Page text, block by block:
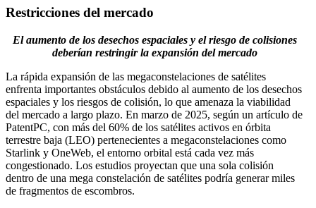
Restricciones del mercado
El aumento de los desechos espaciales y el riesgo de colisiones
deberían restringir la expansión del mercado
La rápida expansión de las megaconstelaciones de satélites
enfrenta importantes obstáculos debido al aumento de los desechos
espaciales y los riesgos de colisión, lo que amenaza la viabilidad
del mercado a largo plazo. En marzo de 2025, según un artículo de
PatentPC, con más del 60% de los satélites activos en órbita
terrestre baja (LEO) pertenecientes a megaconstelaciones como
Starlink y OneWeb, el entorno orbital está cada vez más
congestionado. Los estudios proyectan que una sola colisión
dentro de una mega constelación de satélites podría generar miles
de fragmentos de escombros.